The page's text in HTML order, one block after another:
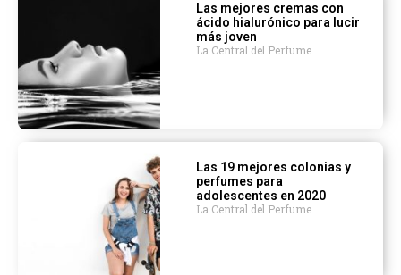
Las mejores cremas con
ácido hialurónico para lucir
más joven
La Central del Perfume
Las 19 mejores colonias y
perfumes para
adolescentes en 2020
La Central del Perfume